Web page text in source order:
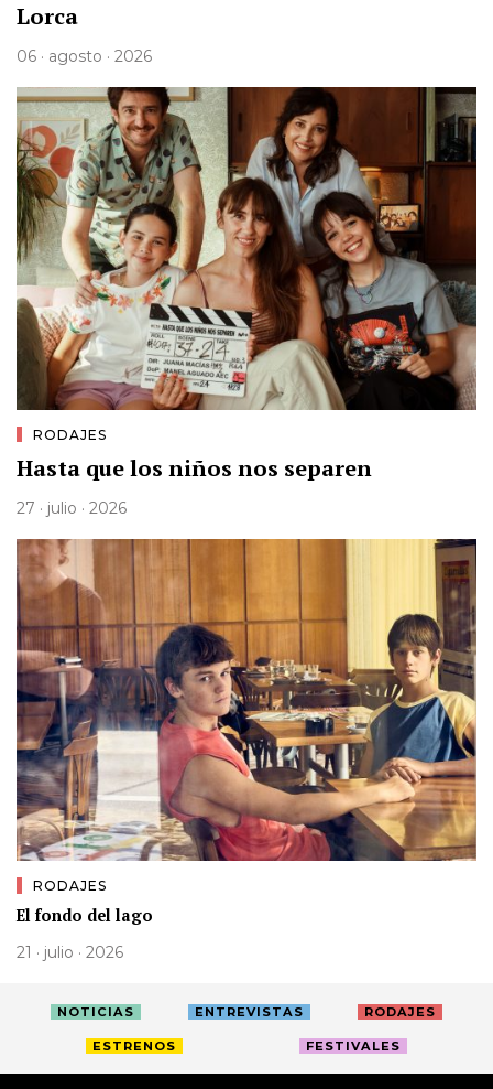
Lorca
06 · agosto · 2026
RODAJES
Hasta que los niños nos separen
27 · julio · 2026
RODAJES
El fondo del lago
21 · julio · 2026
NOTICIAS ENTREVISTAS RODAJES
ESTRENOS FESTIVALES